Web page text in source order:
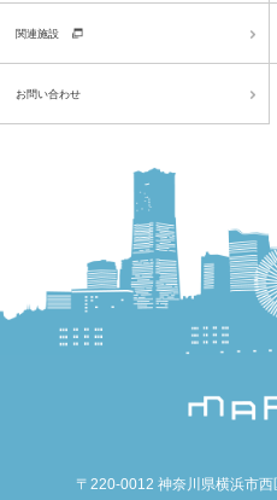
関連施設
お問い合わせ
〒220-0012 神奈川県横浜市